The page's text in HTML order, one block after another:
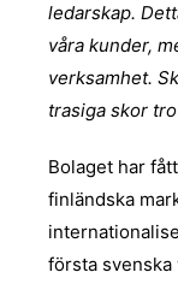
ledarskap.
våra kunder,
verksamhet.
trasiga skor
Bolaget har
finländska
första